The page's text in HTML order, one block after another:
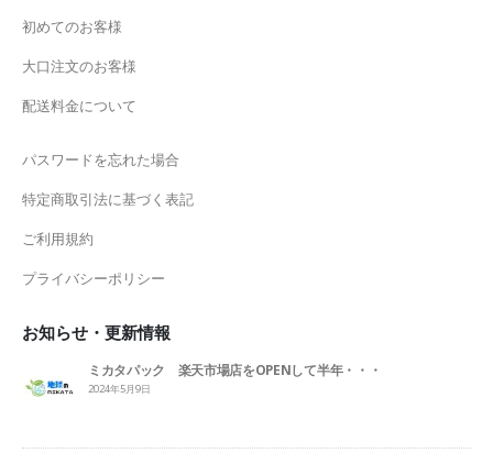
初めてのお客様
大口注文のお客様
配送料金について
パスワードを忘れた場合
特定商取引法に基づく表記
ご利用規約
プライバシーポリシー
お知らせ・更新情報
ミカタパック 楽天市場店をOPENして半年・・・
2024年5月9日